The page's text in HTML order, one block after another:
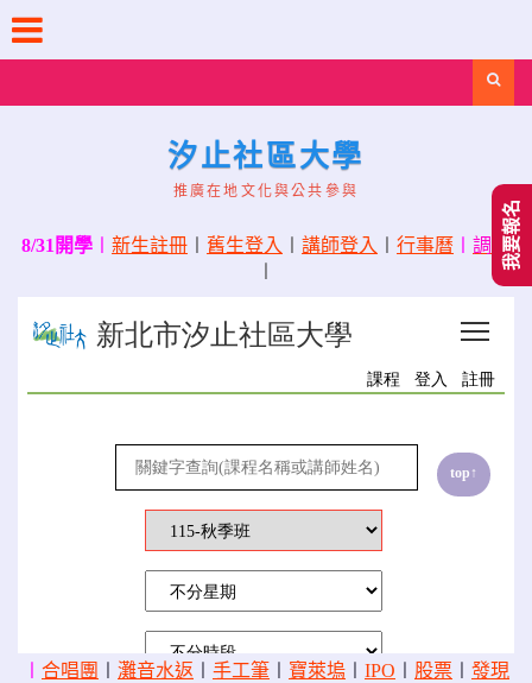
content
汐止社區大學
推廣在地文化與公共參與
8/31開學 新生註冊 舊生登入 講師登入 行事曆
調課
合唱團 灘音水返 手工筆 寶萊塢 IPO 股票
發現
我要報名